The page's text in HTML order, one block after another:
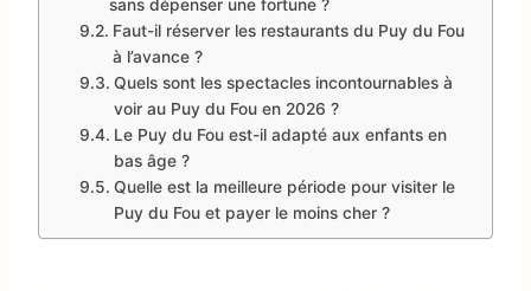
sans dépenser une fortune ?
Faut-il réserver les restaurants du Puy du Fou
à l’avance ?
Quels sont les spectacles incontournables à
voir au Puy du Fou en 2026 ?
Le Puy du Fou est-il adapté aux enfants en
bas âge ?
Quelle est la meilleure période pour visiter le
Puy du Fou et payer le moins cher ?